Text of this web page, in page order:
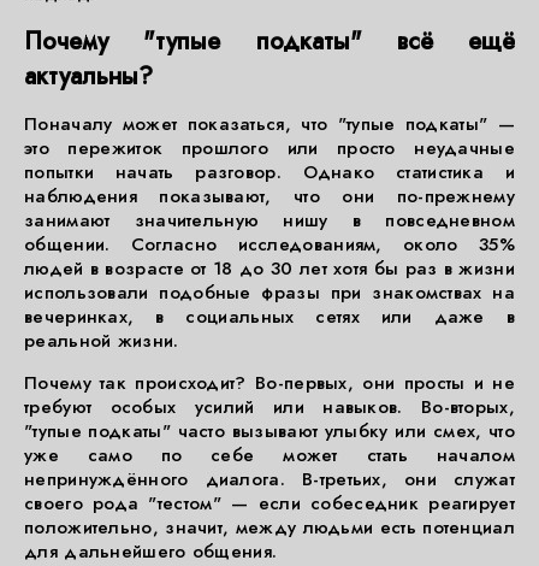
Почему "тупые подкаты" всё ещё
актуальны?
Поначалу может показаться, что "тупые подкаты" —
это пережиток прошлого или просто неудачные
попытки начать разговор. Однако статистика и
наблюдения показывают, что они по-прежнему
занимают значительную нишу в повседневном
общении. Согласно исследованиям, около 35%
людей в возрасте от 18 до 30 лет хотя бы раз в жизни
использовали подобные фразы при знакомствах на
вечеринках, в социальных сетях или даже в
реальной жизни.
Почему так происходит? Во-первых, они просты и не
требуют особых усилий или навыков. Во-вторых,
"тупые подкаты" часто вызывают улыбку или смех, что
уже само по себе может стать началом
непринуждённого диалога. В-третьих, они служат
своего рода "тестом" — если собеседник реагирует
положительно, значит, между людьми есть потенциал
для дальнейшего общения.